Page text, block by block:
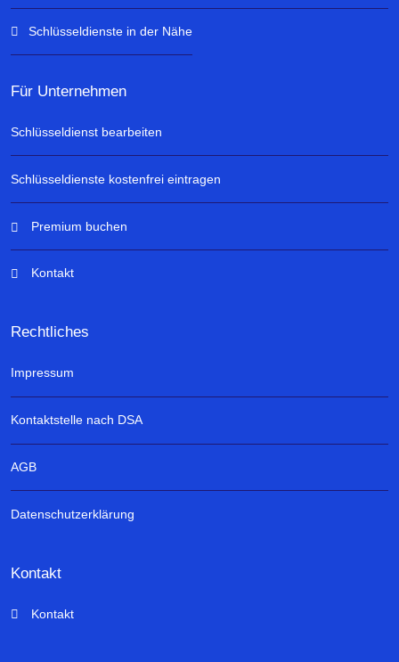
Schlüsseldienste in der Nähe
Für Unternehmen
Schlüsseldienst bearbeiten
Schlüsseldienste kostenfrei eintragen
Premium buchen
Kontakt
Rechtliches
Impressum
Kontaktstelle nach DSA
AGB
Datenschutzerklärung
Kontakt
Kontakt